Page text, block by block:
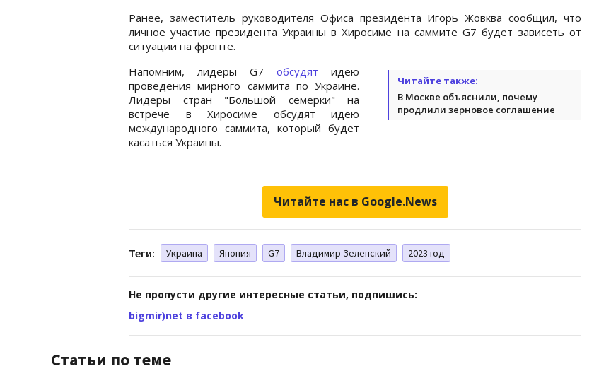
Ранее, заместитель руководителя Офиса президента Игорь Жовква сообщил, что
личное участие президента Украины в Хиросиме на саммите G7 будет зависеть от
ситуации на фронте.
Читайте также:
В Москве объяснили, почему
продлили зерновое соглашение
Напомним, лидеры G7 обсудят идею
проведения мирного саммита по Украине.
Лидеры стран "Большой семерки" на
встрече в Хиросиме обсудят идею
международного саммита, который будет
касаться Украины.
Читайте нас в Google.News
Теги: Украина Япония G7 Владимир Зеленский 2023 год
Не пропусти другие интересные статьи, подпишись:
bigmir)net в facebook
Статьи по теме